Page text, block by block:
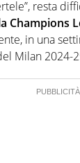
resta
Champions
in una
Milan 2024-